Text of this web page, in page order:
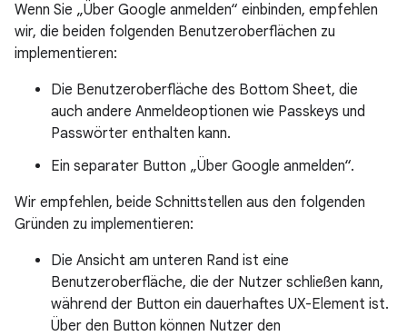
Wenn Sie „Über Google anmelden“ einbinden, empfehlen
wir, die beiden folgenden Benutzeroberflächen zu
implementieren:
Die Benutzeroberfläche des Bottom Sheet, die
auch andere Anmeldeoptionen wie Passkeys und
Passwörter enthalten kann.
Ein separater Button „Über Google anmelden“.
Wir empfehlen, beide Schnittstellen aus den folgenden
Gründen zu implementieren:
Die Ansicht am unteren Rand ist eine
Benutzeroberfläche, die der Nutzer schließen kann,
während der Button ein dauerhaftes UX-Element ist.
Über den Button können Nutzer den